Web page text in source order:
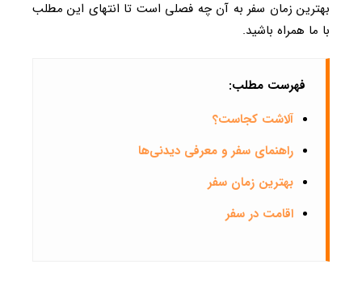
بهترین زمان سفر به آن چه فصلی است تا انتهای این مطلب
با ما همراه باشید.
فهرست مطلب:
آلاشت کجاست؟
راهنمای سفر و معرفی دیدنی‌ها
بهترین زمان سفر
اقامت در سفر